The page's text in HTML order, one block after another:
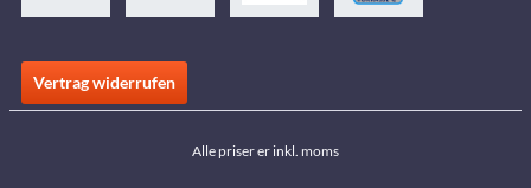
Vertrag widerrufen
Alle priser er inkl. moms